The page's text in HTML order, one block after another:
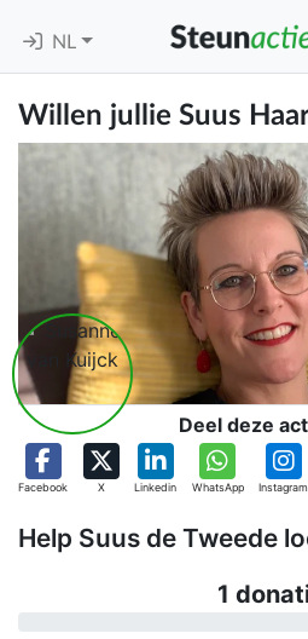
NL
Willen jullie Suus
Deel deze
Facebook X Linkedin WhatsApp Instagram
Help Suus de Tweede
1